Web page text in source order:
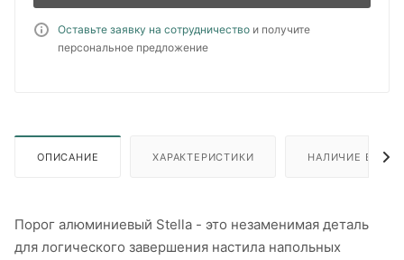
Оставьте заявку на сотрудничество и получите
персональное предложение
ОПИСАНИЕ ХАРАКТЕРИСТИКИ НАЛИЧИЕ В
Порог алюминиевый Stella - это незаменимая деталь
для логического завершения настила напольных